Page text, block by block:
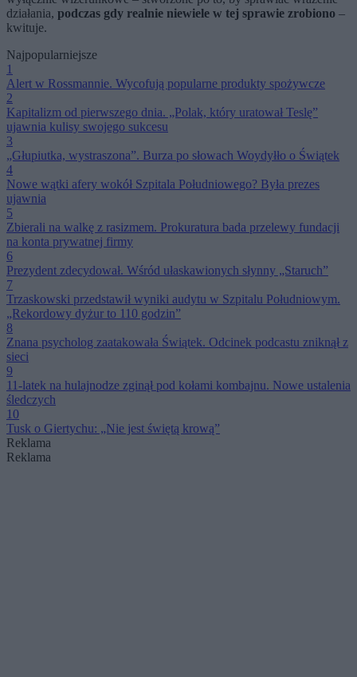
działania, podczas gdy realnie niewiele w tej sprawie zrobiono –
kwituje.
Najpopularniejsze
1
Alert w Rossmannie. Wycofują popularne produkty spożywcze
2
Kapitalizm od pierwszego dnia. „Polak, który uratował Teslę”
ujawnia kulisy swojego sukcesu
3
„Głupiutka, wystraszona”. Burza po słowach Woydyłło o Świątek
4
Nowe wątki afery wokół Szpitala Południowego? Była prezes
ujawnia
5
Zbierali na walkę z rasizmem. Prokuratura bada przelewy fundacji
na konta prywatnej firmy
6
Prezydent zdecydował. Wśród ułaskawionych słynny „Staruch”
7
Trzaskowski przedstawił wyniki audytu w Szpitalu Południowym.
„Rekordowy dyżur to 110 godzin”
8
Znana psycholog zaatakowała Świątek. Odcinek podcastu zniknął z
sieci
9
11-latek na hulajnodze zginął pod kołami kombajnu. Nowe ustalenia
śledczych
10
Tusk o Giertychu: „Nie jest świętą krową”
Reklama
Reklama